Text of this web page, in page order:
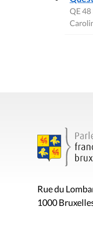
QE 48
Rue du
1000